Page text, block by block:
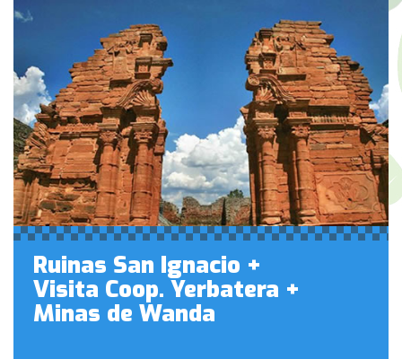
Ruinas San Ignacio +
Visita Coop. Yerbatera +
Minas de Wanda